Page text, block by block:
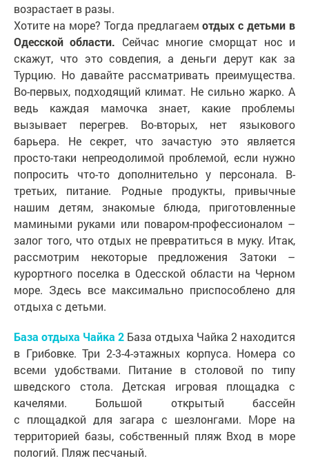
возрастает в разы.
Хотите на море? Тогда предлагаем отдых с детьми в
Одесской области. Сейчас многие сморщат нос и
скажут, что это совдепия, а деньги дерут как за
Турцию. Но давайте рассматривать преимущества.
Во-первых, подходящий климат. Не сильно жарко. А
ведь каждая мамочка знает, какие проблемы
вызывает перегрев. Во-вторых, нет языкового
барьера. Не секрет, что зачастую это является
просто-таки непреодолимой проблемой, если нужно
попросить что-то дополнительно у персонала. В-
третьих, питание. Родные продукты, привычные
нашим детям, знакомые блюда, приготовленные
мамиными руками или поваром-профессионалом –
залог того, что отдых не превратиться в муку. Итак,
рассмотрим некоторые предложения Затоки –
курортного поселка в Одесской области на Черном
море. Здесь все максимально приспособлено для
отдыха с детьми.
База отдыха Чайка 2 База отдыха Чайка 2 находится
в Грибовке. Три 2-3-4-этажных корпуса. Номера со
всеми удобствами. Питание в столовой по типу
шведского стола. Детская игровая площадка с
качелями. Большой открытый бассейн
с площадкой для загара с шезлонгами. Море на
территорией базы, собственный пляж Вход в море
пологий. Пляж песчаный.